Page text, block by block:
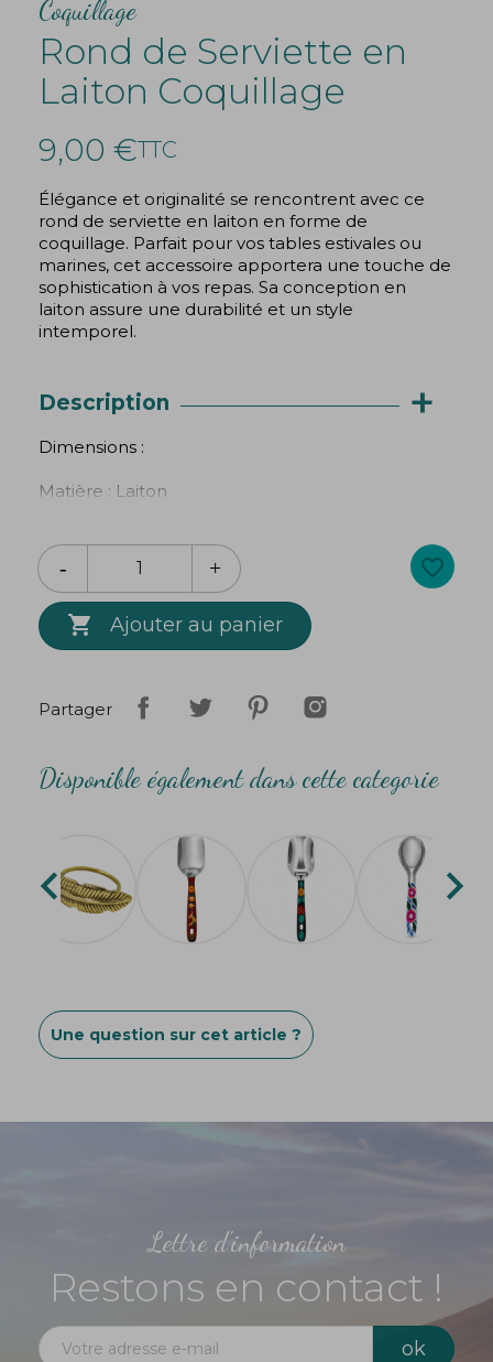
Coquillage
Rond de Serviette en
Laiton Coquillage
9,00 €TTC
Élégance et originalité se rencontrent avec ce
rond de serviette en laiton en forme de
coquillage. Parfait pour vos tables estivales ou
marines, cet accessoire apportera une touche de
sophistication à vos repas. Sa conception en
laiton assure une durabilité et un style
intemporel.
Description +
Dimensions :
Matière : Laiton
 Ajouter au panier
favorite_border
Partager
Disponible également dans cette categorie
 
Une question sur cet article ?
Lettre d'information
Restons en contact !